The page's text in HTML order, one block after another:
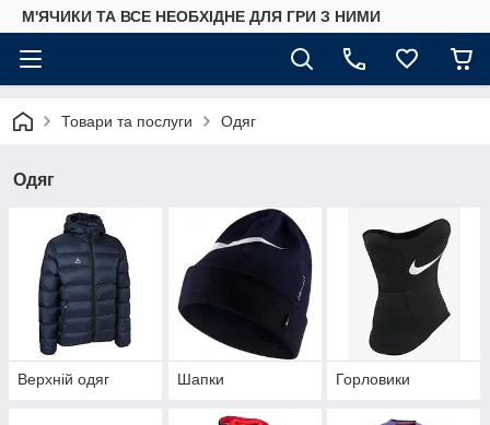
М'ЯЧИКИ ТА ВСЕ НЕОБХІДНЕ ДЛЯ ГРИ З НИМИ
Товари та послуги Одяг
Одяг
Верхній одяг Шапки Горловики